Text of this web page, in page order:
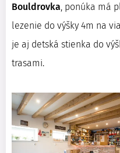
Bouldrovka, ponúka má
lezenie do výšky 4m na
je aj detská stienka do
trasami.